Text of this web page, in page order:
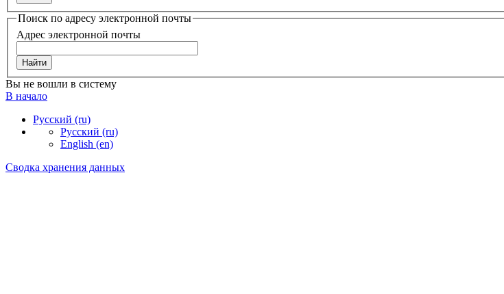
Поиск по адресу электронной почты
Адрес электронной почты
Вы не вошли в систему
В начало
Русский ‎(ru)‎
Русский ‎(ru)‎
English ‎(en)‎
Сводка хранения данных